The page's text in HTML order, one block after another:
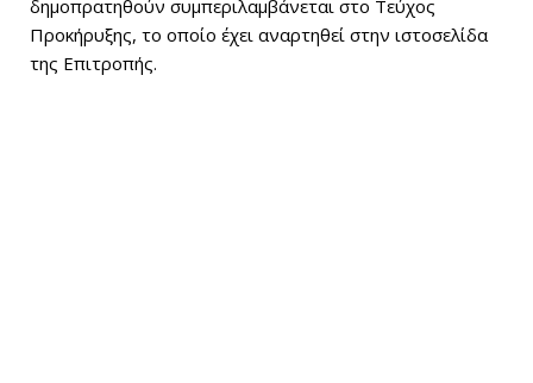
δημοπρατηθούν συμπεριλαμβάνεται στο Τεύχος
Προκήρυξης, το οποίο έχει αναρτηθεί στην ιστοσελίδα
της Επιτροπής.